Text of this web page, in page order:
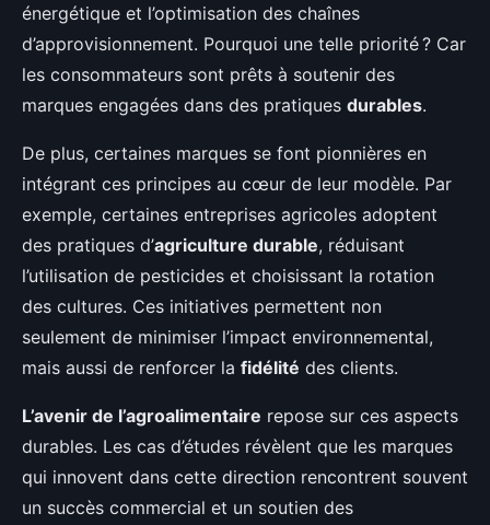
énergétique et l’optimisation des chaînes
d’approvisionnement. Pourquoi une telle priorité ? Car
les consommateurs sont prêts à soutenir des
marques engagées dans des pratiques durables.
De plus, certaines marques se font pionnières en
intégrant ces principes au cœur de leur modèle. Par
exemple, certaines entreprises agricoles adoptent
des pratiques d’agriculture durable, réduisant
l’utilisation de pesticides et choisissant la rotation
des cultures. Ces initiatives permettent non
seulement de minimiser l’impact environnemental,
mais aussi de renforcer la fidélité des clients.
L’avenir de l’agroalimentaire repose sur ces aspects
durables. Les cas d’études révèlent que les marques
qui innovent dans cette direction rencontrent souvent
un succès commercial et un soutien des